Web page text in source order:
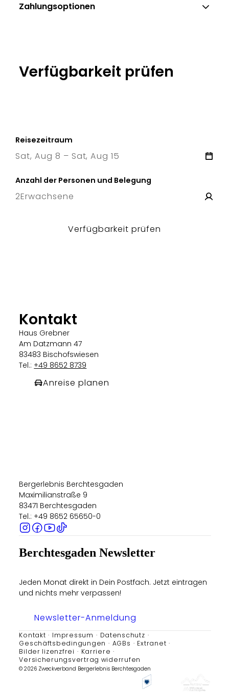
Zahlungsoptionen
Verfügbarkeit prüfen
Reisezeitraum
Sat, Aug 8 – Sat, Aug 15
Anzahl der Personen und Belegung
2Erwachsene
Verfügbarkeit prüfen
Kontakt
Haus Grebner
Am Datzmann 47
83483 Bischofswiesen
Tel.:+49 8652 8739
Anreise planen
Bergerlebnis Berchtesgaden
Maximilianstraße 9
83471 Berchtesgaden
Tel.: +49 8652 65650-0
Berchtesgaden Newsletter
Jeden Monat direkt in Dein Postfach. Jetzt eintragen
und nichts mehr verpassen!
Newsletter-Anmeldung
Kontakt Impressum
Datenschutz
Geschäftsbedingungen
AGBs
Extranet
Bilder lizenzfrei
Karriere
Versicherungsvertrag widerrufen
© 2026 Zweckverband Bergerlebnis Berchtesgaden